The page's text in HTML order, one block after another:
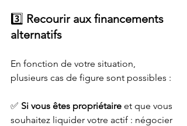
3️⃣ Recourir aux financements
alternatifs
En fonction de votre situation,
plusieurs cas de figure sont possibles :
✅ Si vous êtes propriétaire et que vous
souhaitez liquider votre actif : négocier